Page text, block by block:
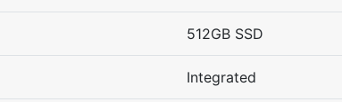
512GB SSD
Integrated